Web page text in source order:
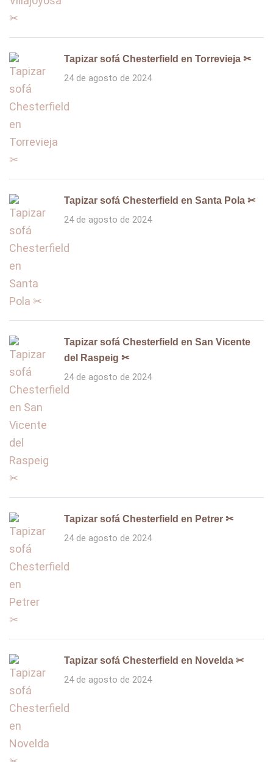
Tapizar sofá Chesterfield en Torrevieja ✂
24 de agosto de 2024
Tapizar sofá Chesterfield en Santa Pola ✂
24 de agosto de 2024
Tapizar sofá Chesterfield en San Vicente
del Raspeig ✂
24 de agosto de 2024
Tapizar sofá Chesterfield en Petrer ✂
24 de agosto de 2024
Tapizar sofá Chesterfield en Novelda ✂
24 de agosto de 2024